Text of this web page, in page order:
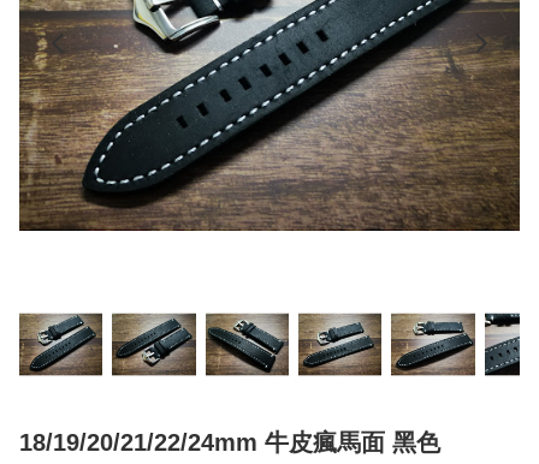
18/19/20/21/22/24mm 牛皮瘋馬面 黑色